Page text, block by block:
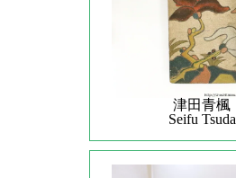
津田青楓
Seifu Tsuda